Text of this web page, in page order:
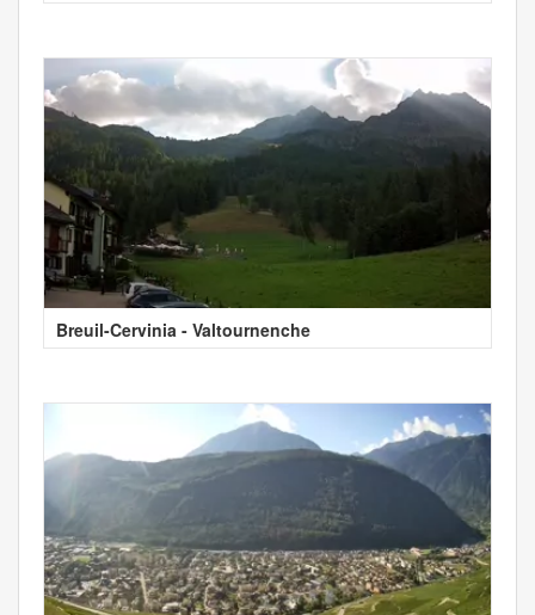
Breuil-Cervinia - Valtournenche